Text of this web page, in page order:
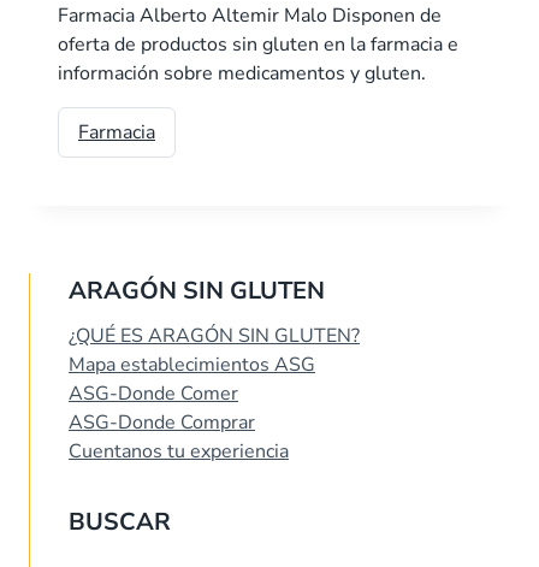
Farmacia Alberto Altemir Malo Disponen de
oferta de productos sin gluten en la farmacia e
información sobre medicamentos y gluten.
Farmacia
ARAGÓN SIN GLUTEN
¿QUÉ ES ARAGÓN SIN GLUTEN?
Mapa establecimientos ASG
ASG-Donde Comer
ASG-Donde Comprar
Cuentanos tu experiencia
BUSCAR